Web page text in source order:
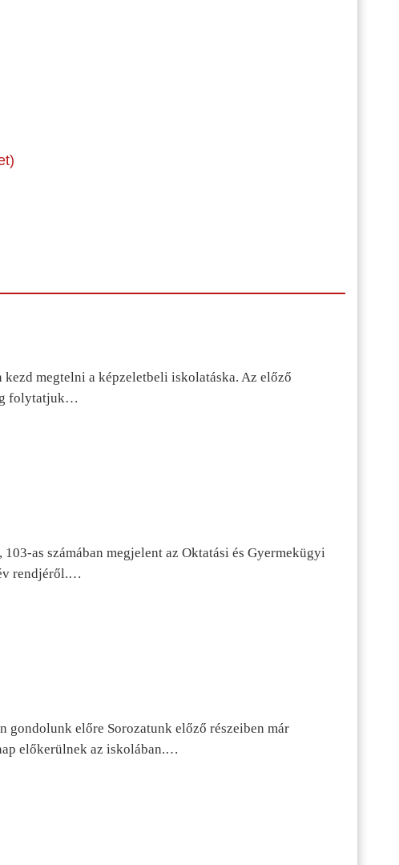
megtelni a képzeletbeli iskolatáska. Az előző
folytatjuk…
as számában megjelent az Oktatási és Gyermekügyi
rendjéről.…
gondolunk előre Sorozatunk előző részeiben már
előkerülnek az iskolában.…